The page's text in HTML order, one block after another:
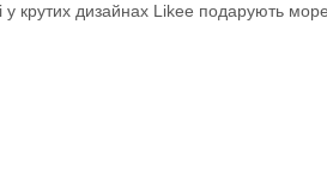
у крутих дизайнах Likee подарують море